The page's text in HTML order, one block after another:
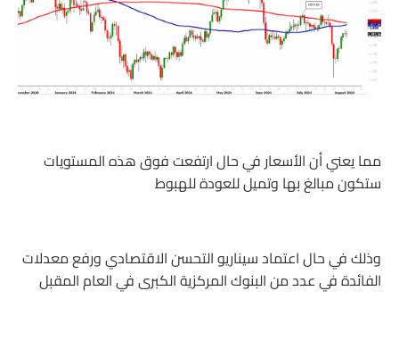
مما يعني أن الأسعار في حال ارتفعت فوق هذه المستويات
ستكون مبالغ بها وتميل للعودة للهبوط
وذلك في حال اعتماد سيناريو التحسن الاقتصادي ورفع معدلات
الفائدة في عدد من البنوك المركزية الكبرى في العام المقبل